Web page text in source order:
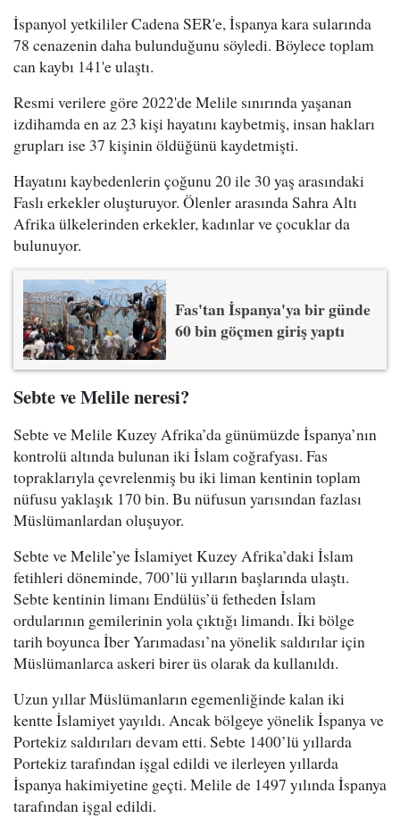
İspanyol yetkililer Cadena SER'e, İspanya kara sularında
78 cenazenin daha bulunduğunu söyledi. Böylece toplam
can kaybı 141'e ulaştı.
Resmi verilere göre 2022'de Melile sınırında yaşanan
izdihamda en az 23 kişi hayatını kaybetmiş, insan hakları
grupları ise 37 kişinin öldüğünü kaydetmişti.
Hayatını kaybedenlerin çoğunu 20 ile 30 yaş arasındaki
Faslı erkekler oluşturuyor. Ölenler arasında Sahra Altı
Afrika ülkelerinden erkekler, kadınlar ve çocuklar da
bulunuyor.
Fas'tan İspanya'ya bir günde
60 bin göçmen giriş yaptı
Sebte ve Melile neresi?
Sebte ve Melile Kuzey Afrika’da günümüzde İspanya’nın
kontrolü altında bulunan iki İslam coğrafyası. Fas
topraklarıyla çevrelenmiş bu iki liman kentinin toplam
nüfusu yaklaşık 170 bin. Bu nüfusun yarısından fazlası
Müslümanlardan oluşuyor.
Sebte ve Melile’ye İslamiyet Kuzey Afrika’daki İslam
fetihleri döneminde, 700’lü yılların başlarında ulaştı.
Sebte kentinin limanı Endülüs’ü fetheden İslam
ordularının gemilerinin yola çıktığı limandı. İki bölge
tarih boyunca İber Yarımadası’na yönelik saldırılar için
Müslümanlarca askeri birer üs olarak da kullanıldı.
Uzun yıllar Müslümanların egemenliğinde kalan iki
kentte İslamiyet yayıldı. Ancak bölgeye yönelik İspanya ve
Portekiz saldırıları devam etti. Sebte 1400’lü yıllarda
Portekiz tarafından işgal edildi ve ilerleyen yıllarda
İspanya hakimiyetine geçti. Melile de 1497 yılında İspanya
tarafından işgal edildi.